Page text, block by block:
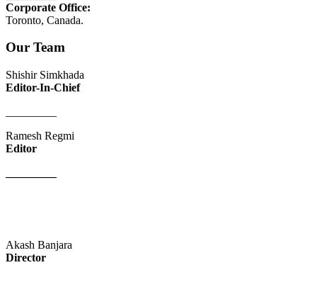
Corporate Office:
Toronto, Canada.
Our Team
Shishir Simkhada
Editor-In-Chief
Ramesh Regmi
Editor
Akash Banjara
Director